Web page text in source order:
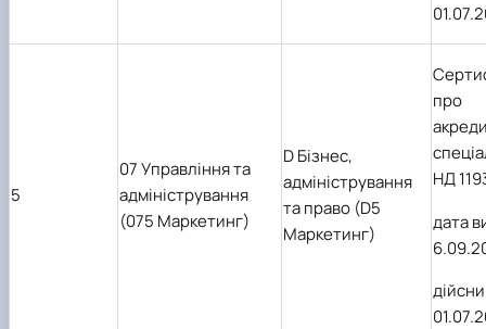
5
07 Управління та
адміністрування
(075 Маркетинг)
D Бізнес,
адміністрування
та право (D5
Маркетинг)
про
НД
дата